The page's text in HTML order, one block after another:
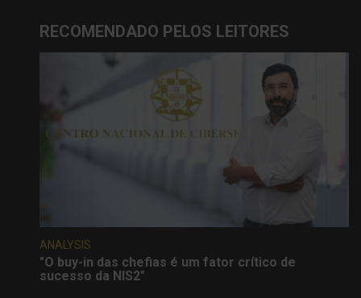
RECOMENDADO PELOS LEITORES
ANALYSIS
"O buy-in das chefias é um fator crítico de
sucesso da NIS2"